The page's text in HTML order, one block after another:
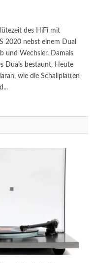
des HiFi mit
2020 nebst einem Dual
und Wechsler. Damals
Duals bestaunt. Heute
wie die Schallplatten